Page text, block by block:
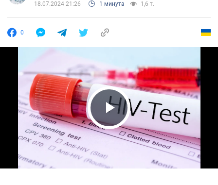
18.07.2024 21:26 1 минута 1,6 т.
0
Play Video